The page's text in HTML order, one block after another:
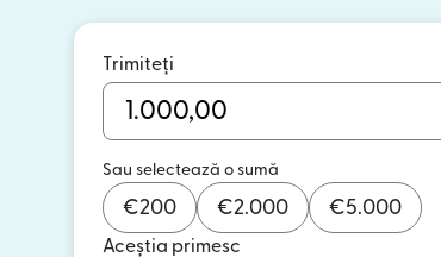
Trimiteți
Sau selectează o sumă
€200 €2.000 €5.000
Aceștia primesc